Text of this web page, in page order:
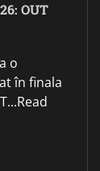
OUT
o
în finala